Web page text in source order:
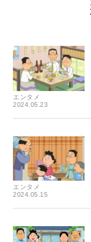
エンタメ
2024.05.23
エンタメ
2024.05.15